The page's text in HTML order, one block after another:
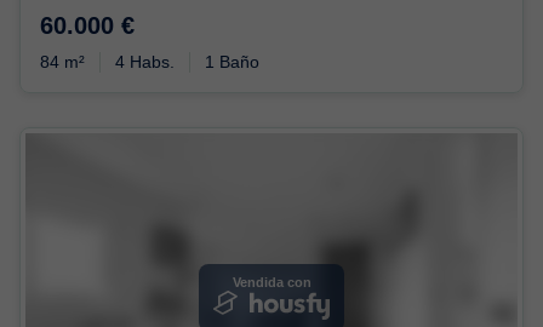
60.000 €
84 m² 4 Habs. 1 Baño
Vendida con